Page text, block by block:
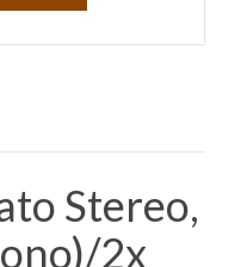
Stereo,
2x